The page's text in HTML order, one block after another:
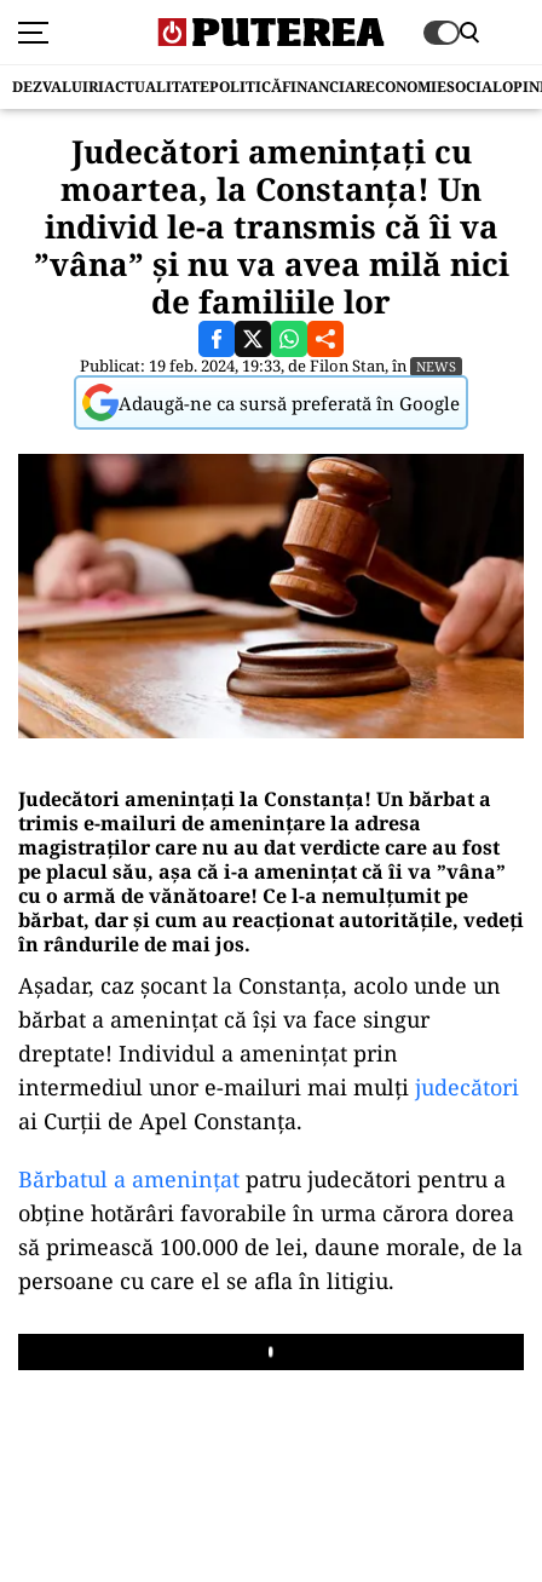
DEZVALUIRIACTUALITATEPOLITICĂFINANCIARECONOMIESOCIAL
Judecători amenințați cu
moartea, la Constanța! Un
individ le-a transmis că îi va
”vâna” și nu va avea milă nici
de familiile lor
Publicat: 19 feb. 2024, 19:33, deFilon Stan, în NEWS
Adaugă-ne ca sursă preferată în Google
Judecători amenințați la Constanța! Un bărbat a
trimis e-mailuri de amenințare la adresa
magistraților care nu au dat verdicte care au fost
pe placul său, așa că i-a amenințat că îi va ”vâna”
cu o armă de vănătoare! Ce l-a nemulțumit pe
bărbat, dar și cum au reacționat autoritățile, vedeți
în rândurile de mai jos.
Așadar, caz șocant la Constanța, acolo unde un
bărbat a amenințat că își va face singur
dreptate! Individul a amenințat prin
intermediul unor e-mailuri mai mulți judecători
ai Curții de Apel Constanța.
Bărbatul a amenințat patru judecători pentru a
obţine hotărâri favorabile în urma cărora dorea
să primească 100.000 de lei, daune morale, de la
persoane cu care el se afla în litigiu.
Play